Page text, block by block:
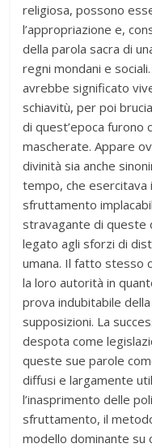
religiosa, possono
l’appropriazione e,
della parola sacra di
regni mondani e
avrebbe significato
schiavitù, per poi
di quest’epoca furono
mascherate. Appare
divinità sia anche
tempo, che esercitava
sfruttamento
stravagante di
legato agli sforzi di
umana. Il fatto stesso
la loro autorità in
prova indubitabile
supposizioni. La
despota come
queste sue parole
diffusi e largamente
l’inasprimento delle
sfruttamento, il
modello dominante su